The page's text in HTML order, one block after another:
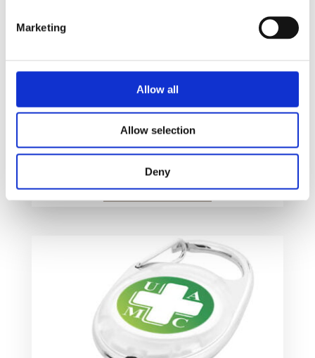
Marketing
Allow all
Allow selection
Deny
Draco nøkkelring med LED lys
24kr
Velg alternativ